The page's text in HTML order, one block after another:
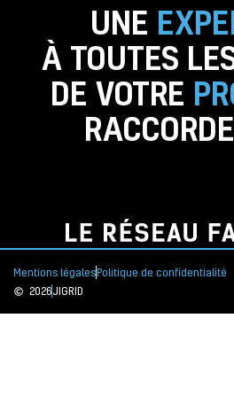
UNE
À TOUTES
DE VOTRE
2026JIGRID
Mentions légalesPolitique de confidentialité